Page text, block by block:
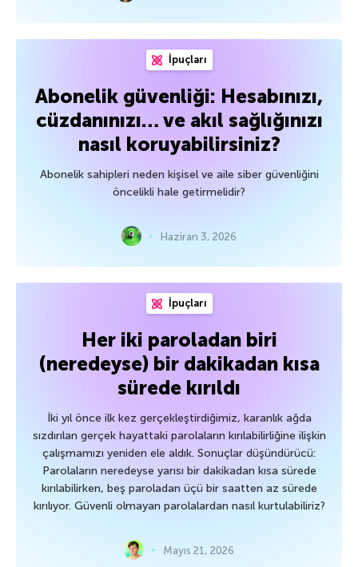
İpuçları
Abonelik güvenliği: Hesabınızı,
cüzdanınızı… ve akıl sağlığınızı
nasıl koruyabilirsiniz?
Abonelik sahipleri neden kişisel ve aile siber güvenliğini
öncelikli hale getirmelidir?
Haziran 3, 2026
İpuçları
Her iki paroladan biri
(neredeyse) bir dakikadan kısa
sürede kırıldı
İki yıl önce ilk kez gerçekleştirdiğimiz, karanlık ağda
sızdırılan gerçek hayattaki parolaların kırılabilirliğine ilişkin
çalışmamızı yeniden ele aldık. Sonuçlar düşündürücü:
Parolaların neredeyse yarısı bir dakikadan kısa sürede
kırılabilirken, beş paroladan üçü bir saatten az sürede
kırılıyor. Güvenli olmayan parolalardan nasıl kurtulabiliriz?
Mayıs 21, 2026